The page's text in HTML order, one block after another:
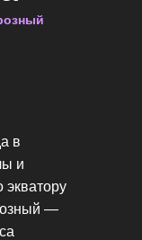
в
и
экватору
—